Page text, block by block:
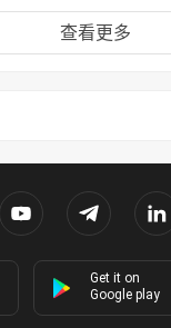
查看更多
Get it on
Google play